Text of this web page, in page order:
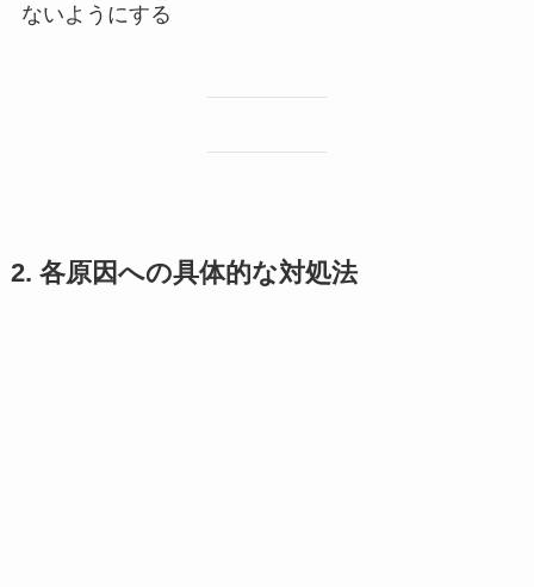
ないようにする
2. 各原因への具体的な対処法